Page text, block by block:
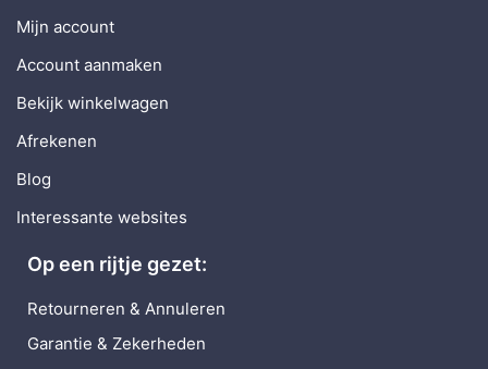
Mijn account
Account aanmaken
Bekijk winkelwagen
Afrekenen
Blog
Interessante websites
Op een rijtje gezet:
Retourneren & Annuleren
Garantie & Zekerheden